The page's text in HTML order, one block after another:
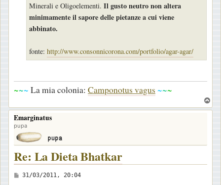
Minerali e Oligoelementi. Il gusto neutro non altera
minimamente il sapore delle pietanze a cui viene
abbinato.
fonte: http://www.consonnicorona.com/portfolio/agar-agar/
~~~ La mia colonia: Camponotus vagus ~~~
o
Emarginatus
pupa
Re: La Dieta Bhatkar
M
31/03/2011, 20:04